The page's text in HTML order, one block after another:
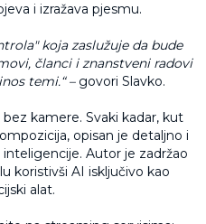
i izražava pjesmu.
koja zaslužuje da bude
članci i znanstveni radovi
temi.“ – govori Slavko.
kamere. Svaki kadar, kut
opisan je detaljno i
Autor je zadržao
koristivši AI isključivo kao
alat.